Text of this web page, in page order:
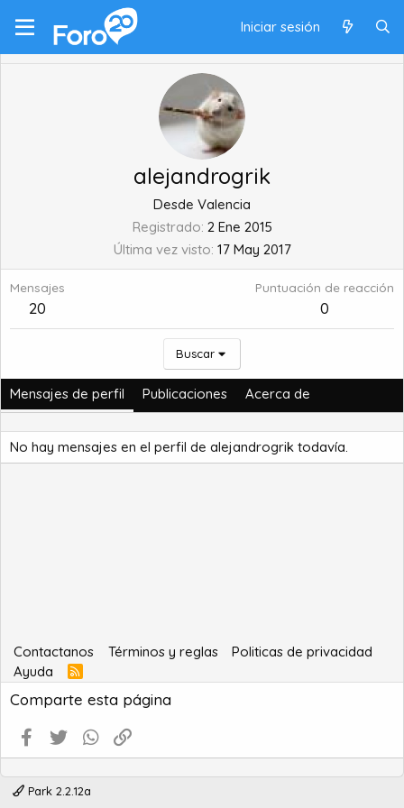
Iniciar sesión
alejandrogrik
Desde Valencia
Registrado 2 Ene 2015
Última vez visto 17 May 2017
Mensajes
20
Puntuación de reacción
0
Buscar
Mensajes de perfil Publicaciones Acerca de
No hay mensajes en el perfil de alejandrogrik todavía.
Contactanos Términos y reglas
Politicas de privacidad
Ayuda
R
S
S
Comparte esta página
Facebook
Twitter WhatsApp
Park 2.2.12a